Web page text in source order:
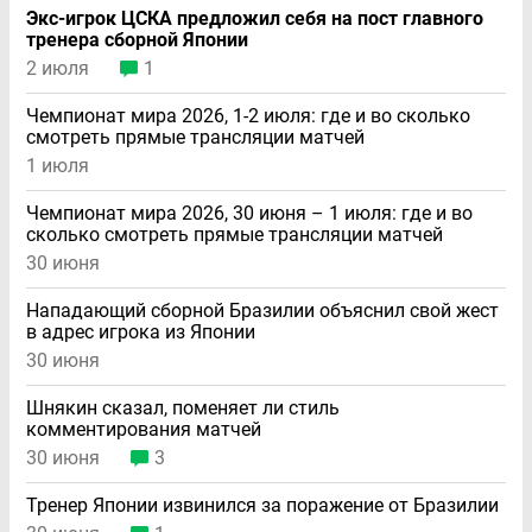
Экс-игрок ЦСКА предложил себя на пост главного
тренера сборной Японии
2 июля
1
Чемпионат мира 2026, 1-2 июля: где и во сколько
смотреть прямые трансляции матчей
1 июля
Чемпионат мира 2026, 30 июня – 1 июля: где и во
сколько смотреть прямые трансляции матчей
30 июня
Нападающий сборной Бразилии объяснил свой жест
в адрес игрока из Японии
30 июня
Шнякин сказал, поменяет ли стиль
комментирования матчей
30 июня
3
Тренер Японии извинился за поражение от Бразилии